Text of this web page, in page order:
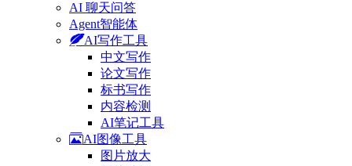
AI 聊天问答
Agent智能体
AI写作工具
中文写作
论文写作
标书写作
内容检测
AI笔记工具
AI图像工具
图片放大